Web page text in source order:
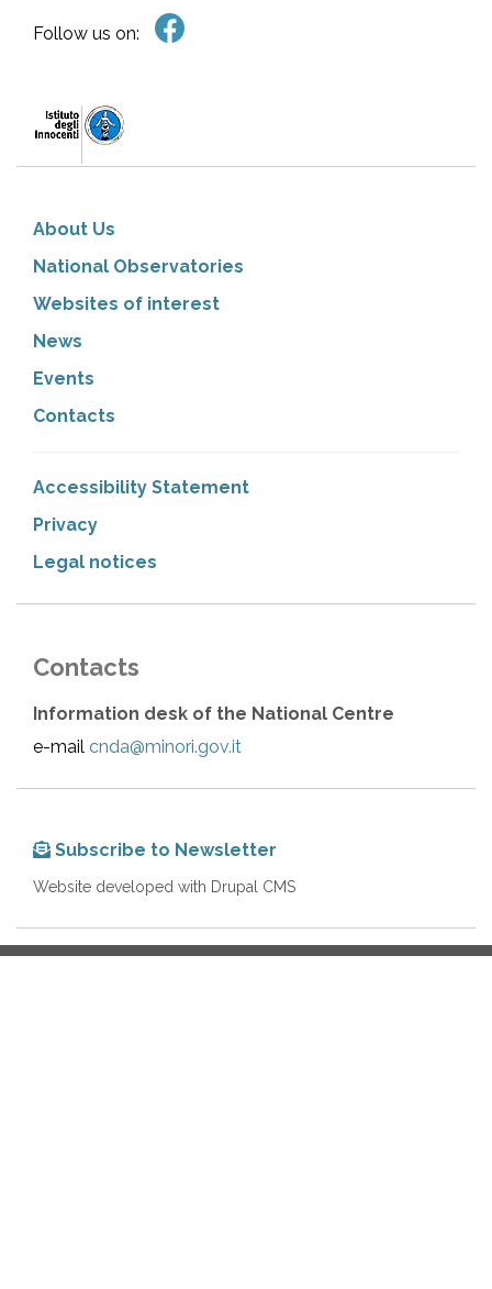
Follow us on:
About Us
National Observatories
Websites of interest
News
Events
Contacts
Accessibility Statement
Privacy
Legal notices
Contacts
Information desk of the National Centre
e-mail cnda@minori.gov.it
Subscribe to Newsletter
Website developed with Drupal CMS